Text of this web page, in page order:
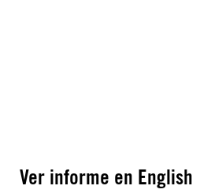
Ver informe en English